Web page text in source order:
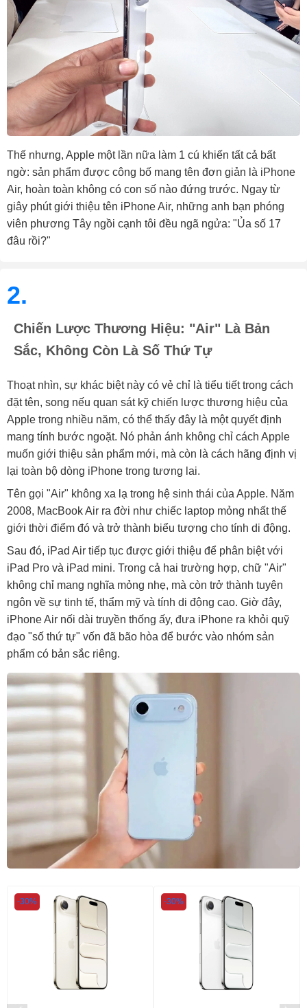
Thế nhưng, Apple một lần nữa làm 1 cú khiến tất cả bất
ngờ: sản phẩm được công bố mang tên đơn giản là iPhone
Air, hoàn toàn không có con số nào đứng trước. Ngay từ
giây phút giới thiệu tên iPhone Air, những anh bạn phóng
viên phương Tây ngồi cạnh tôi đều ngã ngửa: "Ủa số 17
đâu rồi?"
2.
Chiến Lược Thương Hiệu: "Air" Là Bản
Sắc, Không Còn Là Số Thứ Tự
Thoạt nhìn, sự khác biệt này có vẻ chỉ là tiểu tiết trong cách
đặt tên, song nếu quan sát kỹ chiến lược thương hiệu của
Apple trong nhiều năm, có thể thấy đây là một quyết định
mang tính bước ngoặt. Nó phản ánh không chỉ cách Apple
muốn giới thiệu sản phẩm mới, mà còn là cách hãng định vị
lại toàn bộ dòng iPhone trong tương lai.
Tên gọi "Air" không xa lạ trong hệ sinh thái của Apple. Năm
2008, MacBook Air ra đời như chiếc laptop mỏng nhất thế
giới thời điểm đó và trở thành biểu tượng cho tính di động.
Sau đó, iPad Air tiếp tục được giới thiệu để phân biệt với
iPad Pro và iPad mini. Trong cả hai trường hợp, chữ "Air"
không chỉ mang nghĩa mỏng nhẹ, mà còn trở thành tuyên
ngôn về sự tinh tế, thẩm mỹ và tính di động cao. Giờ đây,
iPhone Air nối dài truyền thống ấy, đưa iPhone ra khỏi quỹ
đạo "số thứ tự" vốn đã bão hòa để bước vào nhóm sản
phẩm có bản sắc riêng.
-30% -30%